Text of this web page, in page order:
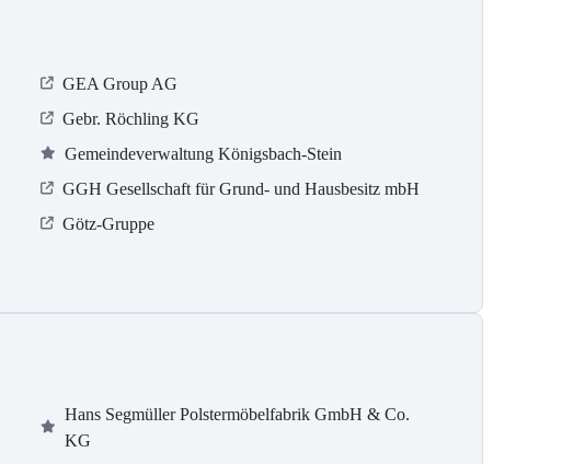
GEA Group AG
Gebr. Röchling KG
Gemeindeverwaltung Königsbach-Stein
GGH Gesellschaft für Grund- und Hausbesitz mbH
Götz-Gruppe
Hans Segmüller Polstermöbelfabrik GmbH & Co.
KG